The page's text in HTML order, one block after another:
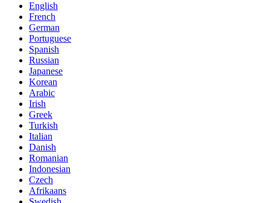
English
French
German
Portuguese
Spanish
Russian
Japanese
Korean
Arabic
Irish
Greek
Turkish
Italian
Danish
Romanian
Indonesian
Czech
Afrikaans